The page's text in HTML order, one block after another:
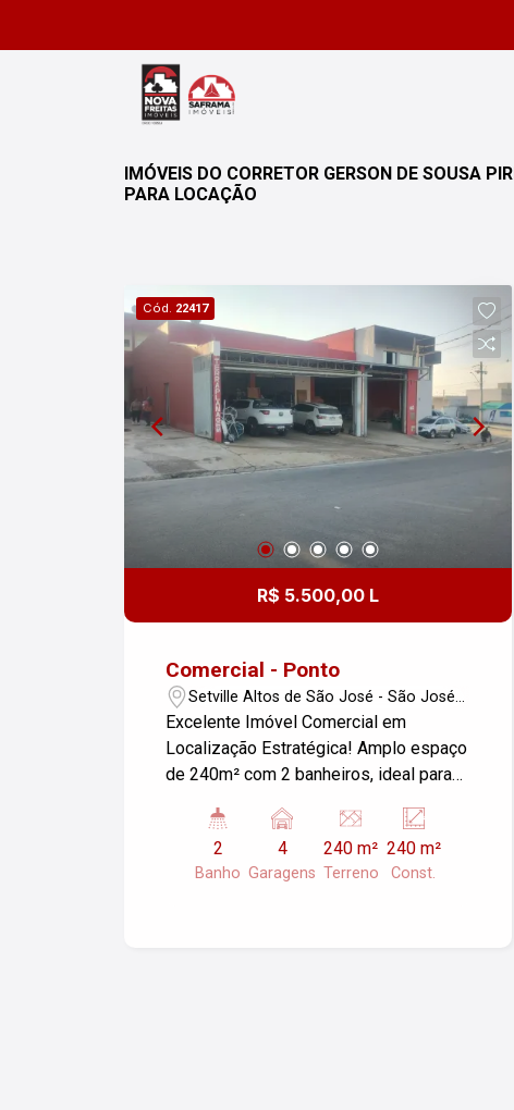
IMÓVEIS DO CORRETOR GERSON DE SOUSA
PARA LOCAÇÃO
Cód. 22417
R$ 5.500,00 L
Comercial - Ponto
Setville Altos de São José - São José
dos Campos/SP
Excelente Imóvel Comercial em
Localização Estratégica! Amplo espaço
de 240m² com 2 banheiros, ideal para
positiva para rotatória na Av. José
Martins Ferreira, Setville, garantindo
alta visibilidade e fácil acesso.
2
Banho
4
Garagens
240 m²
Terreno
240 m²
Const.